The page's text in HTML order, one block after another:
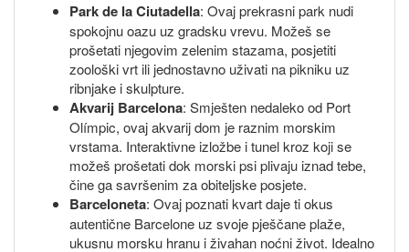
Park de la Ciutadella: Ovaj prekrasni park nudi
spokojnu oazu uz gradsku vrevu. Možeš se
prošetati njegovim zelenim stazama, posjetiti
zoološki vrt ili jednostavno uživati na pikniku uz
ribnjake i skulpture.
Akvarij Barcelona: Smješten nedaleko od Port
Olímpic, ovaj akvarij dom je raznim morskim
vrstama. Interaktivne izložbe i tunel kroz koji se
možeš prošetati dok morski psi plivaju iznad tebe,
čine ga savršenim za obiteljske posjete.
Barceloneta: Ovaj poznati kvart daje ti okus
autentične Barcelone uz svoje pješčane plaže,
ukusnu morsku hranu i živahan noćni život. Idealno